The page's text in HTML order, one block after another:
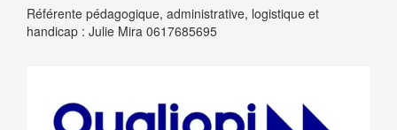
Référente pédagogique, administrative, logistique et
handicap : Julie Mira 0617685695